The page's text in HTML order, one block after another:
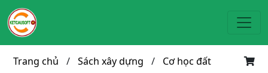
Trang chủ / Sách xây dựng / Cơ học đất